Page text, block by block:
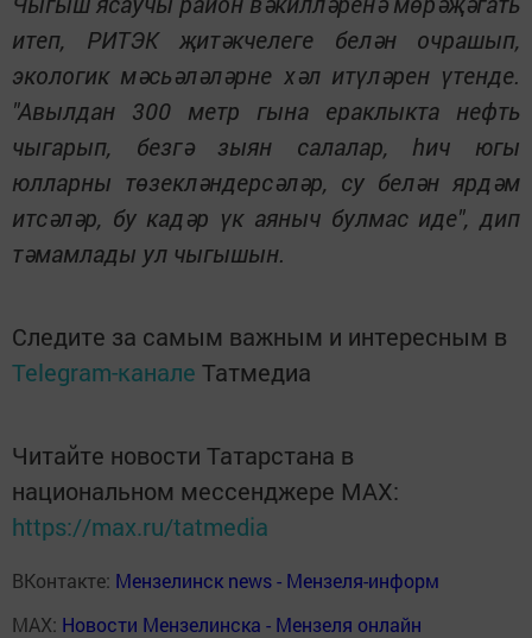
итеп, РИТЭК җитәкчелеге белән очрашып,
экологик мәсьәләләрне хәл итүләрен үтенде.
"Авылдан 300 метр гына ераклыкта нефть
чыгарып, безгә зыян салалар, һич югы
юлларны төзекләндерсәләр, су белән ярдәм
итсәләр, бу кадәр үк аяныч булмас иде", дип
тәмамлады ул чыгышын.
Следите за самым важным и интересным в
Telegram-канале Татмедиа
Читайте новости Татарстана в
национальном мессенджере MАХ:
https://max.ru/tatmedia
ВКонтакте: Мензелинск news - Мензеля-информ
MAX: Новости Мензелинска - Мензеля онлайн